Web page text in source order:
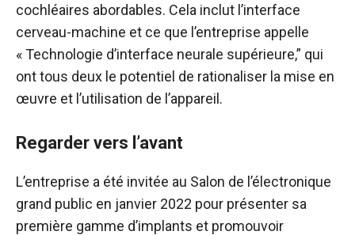
cochléaires abordables. Cela inclut l’interface
cerveau-machine et ce que l’entreprise appelle
«Technologie d’interface neurale supérieure,” qui
ont tous deux le potentiel de rationaliser la mise en
œuvre et l’utilisation de l’appareil.
Regarder vers l’avant
L’entreprise a été invitée au Salon de l’électronique
grand public en janvier 2022 pour présenter sa
première gamme d’implants et promouvoir